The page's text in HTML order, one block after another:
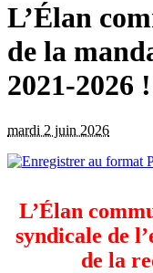
L’Élan
de la
2021-2026 !
mardi 2 juin 2026
L’Élan
syndicale de
de la